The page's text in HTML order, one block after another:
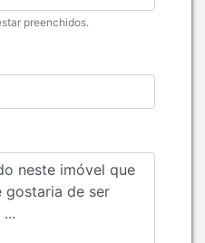
preenchidos.